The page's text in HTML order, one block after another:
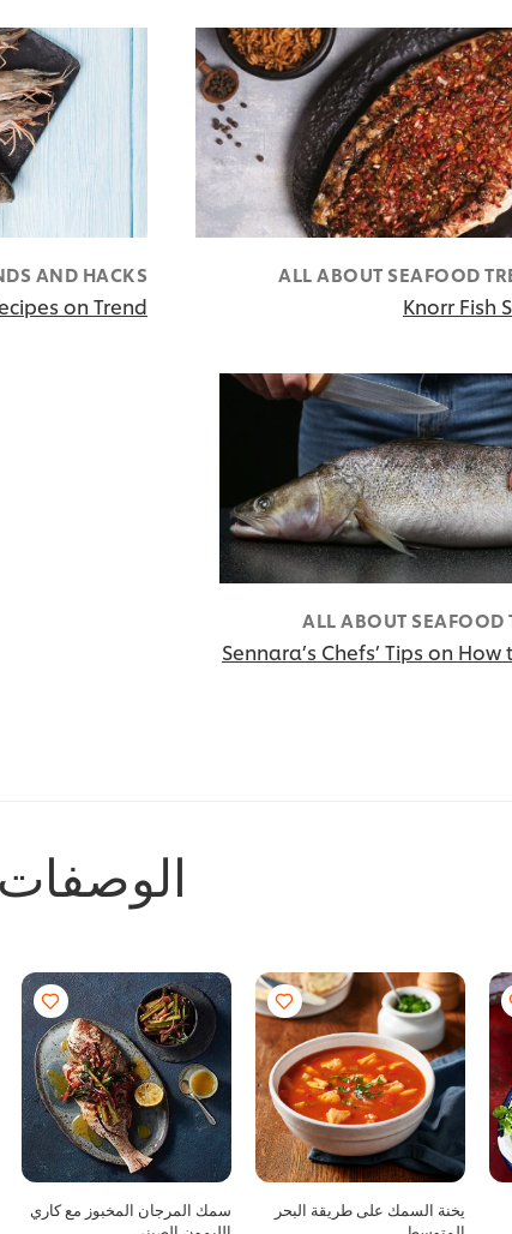
ALL ABOUT SEAFOOD
Knorr Fish
AND HACKS
on Trend
ALL ABOUT SEAFOOD
Sennara’s Chefs’ Tips on
يخنة السمك على طريقة البحر
سمك المرجان المخبوز مع كاري